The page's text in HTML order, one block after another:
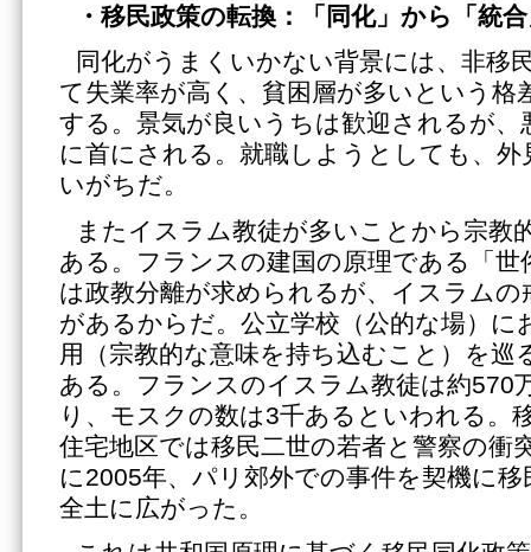
・移民政策の転換：「同化」から「統
同化がうまくいかない背景には、非移
て失業率が高く、貧困層が多いという格
する。景気が良いうちは歓迎されるが
に首にされる。就職しようとしても、
いがちだ。
またイスラム教徒が多いことから宗教
ある。フランスの建国の原理である「世
は政教分離が求められるが、イスラムの
があるからだ。公立学校（公的な場）に
用（宗教的な意味を持ち込むこと）を巡
ある。フランスのイスラム教徒は約570
り、モスクの数は3千あるといわれる。
住宅地区では移民二世の若者と警察の衝
に2005年、パリ郊外での事件を契機に
全土に広がった。